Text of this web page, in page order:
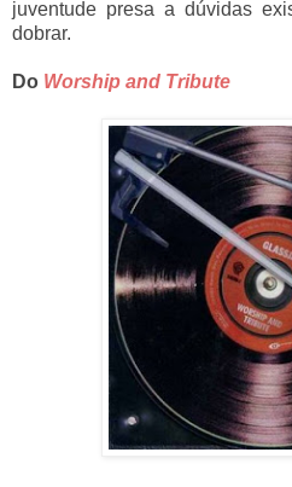
juventude presa a dúvidas
dobrar.
Do Worship and Tribute